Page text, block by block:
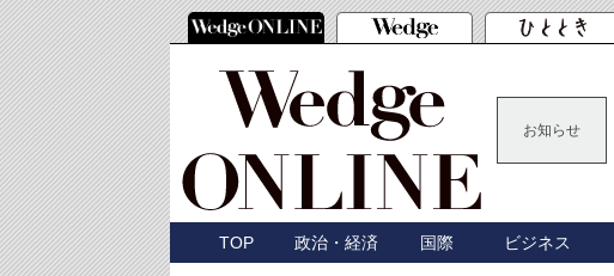
お知らせ
TOP 政治・経済 国際 ビジネス